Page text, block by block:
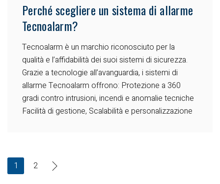
Perché scegliere un sistema di allarme
Tecnoalarm?
Tecnoalarm è un marchio riconosciuto per la
qualità e l’affidabilità dei suoi sistemi di sicurezza.
Grazie a tecnologie all’avanguardia, i sistemi di
allarme Tecnoalarm offrono: Protezione a 360
gradi contro intrusioni, incendi e anomalie tecniche
Facilità di gestione, Scalabilità e personalizzazione
1 2